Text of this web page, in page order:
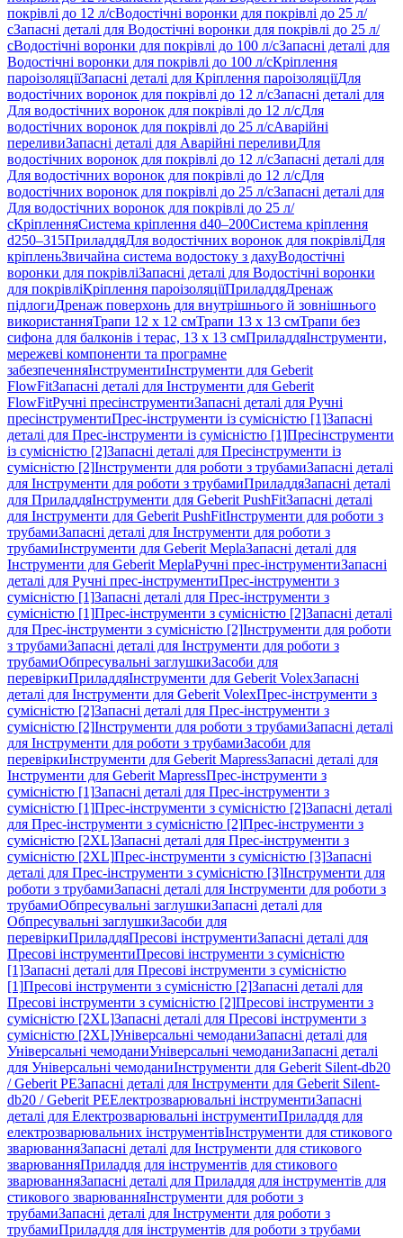
покрівлі до 12 л/сВодостічні воронки для покрівлі до 25 л/
сЗапасні деталі для Водостічні воронки для покрівлі до 25 л/
сВодостічні воронки для покрівлі до 100 л/сЗапасні деталі для
Водостічні воронки для покрівлі до 100 л/сКріплення
пароізоляціїЗапасні деталі для Кріплення пароізоляціїДля
водостічних воронок для покрівлі до 12 л/сЗапасні деталі для
Для водостічних воронок для покрівлі до 12 л/сДля
водостічних воронок для покрівлі до 25 л/сАварійні
переливиЗапасні деталі для Аварійні переливиДля
водостічних воронок для покрівлі до 12 л/сЗапасні деталі для
Для водостічних воронок для покрівлі до 12 л/сДля
водостічних воронок для покрівлі до 25 л/сЗапасні деталі для
Для водостічних воронок для покрівлі до 25 л/
сКріпленняСистема кріплення d40–200Система кріплення
d250–315ПриладдяДля водостічних воронок для покрівліДля
кріпленьЗвичайна система водостоку з дахуВодостічні
воронки для покрівліЗапасні деталі для Водостічні воронки
для покрівліКріплення пароізоляціїПриладдяДренаж
підлогиДренаж поверхонь для внутрішнього й зовнішнього
використанняТрапи 12 x 12 смТрапи 13 x 13 смТрапи без
сифона для балконів і терас, 13 x 13 смПриладдяІнструменти,
мережеві компоненти та програмне
забезпеченняІнструментиІнструменти для Geberit
FlowFitЗапасні деталі для Інструменти для Geberit
FlowFitРучні пресінструментиЗапасні деталі для Ручні
пресінструментиПрес-інструменти із сумісністю [1]Запасні
деталі для Прес-інструменти із сумісністю [1]Пресінструменти
із сумісністю [2]Запасні деталі для Пресінструменти із
сумісністю [2]Інструменти для роботи з трубамиЗапасні деталі
для Інструменти для роботи з трубамиПриладдяЗапасні деталі
для ПриладдяІнструменти для Geberit PushFitЗапасні деталі
для Інструменти для Geberit PushFitІнструменти для роботи з
трубамиЗапасні деталі для Інструменти для роботи з
трубамиІнструменти для Geberit MeplaЗапасні деталі для
Інструменти для Geberit MeplaРучні прес-інструментиЗапасні
деталі для Ручні прес-інструментиПрес-інструменти з
сумісністю [1]Запасні деталі для Прес-інструменти з
сумісністю [1]Прес-інструменти з сумісністю [2]Запасні деталі
для Прес-інструменти з сумісністю [2]Інструменти для роботи
з трубамиЗапасні деталі для Інструменти для роботи з
трубамиОбпресувальні заглушкиЗасоби для
перевіркиПриладдяІнструменти для Geberit VolexЗапасні
деталі для Інструменти для Geberit VolexПрес-інструменти з
сумісністю [2]Запасні деталі для Прес-інструменти з
сумісністю [2]Інструменти для роботи з трубамиЗапасні деталі
для Інструменти для роботи з трубамиЗасоби для
перевіркиІнструменти для Geberit MapressЗапасні деталі для
Інструменти для Geberit MapressПрес-інструменти з
сумісністю [1]Запасні деталі для Прес-інструменти з
сумісністю [1]Прес-інструменти з сумісністю [2]Запасні деталі
для Прес-інструменти з сумісністю [2]Прес-інструменти з
сумісністю [2XL]Запасні деталі для Прес-інструменти з
сумісністю [2XL]Прес-інструменти з сумісністю [3]Запасні
деталі для Прес-інструменти з сумісністю [3]Інструменти для
роботи з трубамиЗапасні деталі для Інструменти для роботи з
трубамиОбпресувальні заглушкиЗапасні деталі для
Обпресувальні заглушкиЗасоби для
перевіркиПриладдяПресові інструментиЗапасні деталі для
Пресові інструментиПресові інструменти з сумісністю
[1]Запасні деталі для Пресові інструменти з сумісністю
[1]Пресові інструменти з сумісністю [2]Запасні деталі для
Пресові інструменти з сумісністю [2]Пресові інструменти з
сумісністю [2XL]Запасні деталі для Пресові інструменти з
сумісністю [2XL]Універсальні чемоданиЗапасні деталі для
Універсальні чемоданиУніверсальні чемоданиЗапасні деталі
для Універсальні чемоданиІнструменти для Geberit Silent-db20
/ Geberit PEЗапасні деталі для Інструменти для Geberit Silent-
db20 / Geberit PEЕлектрозварювальні інструментиЗапасні
деталі для Електрозварювальні інструментиПриладдя для
електрозварювальних інструментівІнструменти для стикового
зварюванняЗапасні деталі для Інструменти для стикового
зварюванняПриладдя для інструментів для стикового
зварюванняЗапасні деталі для Приладдя для інструментів для
стикового зварюванняІнструменти для роботи з
трубамиЗапасні деталі для Інструменти для роботи з
трубамиПриладдя для інструментів для роботи з трубами